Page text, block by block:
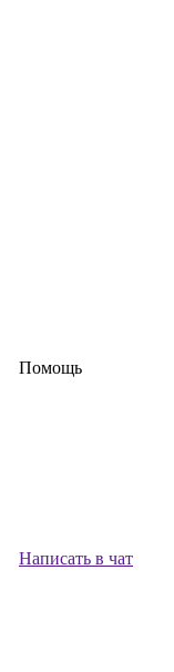
Помощь
Написать в чат